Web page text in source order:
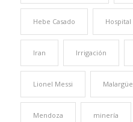
Hebe Casado
Iran Irrigación
Lionel Messi Malargüe
Mendoza minería